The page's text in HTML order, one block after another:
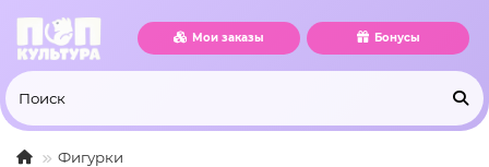
Мои заказы Бонусы
Фигурки